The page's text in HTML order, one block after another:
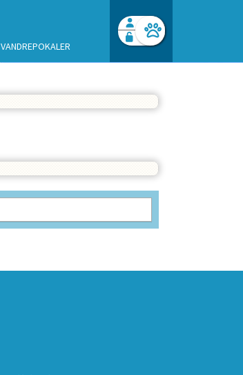
VANDREPOKALER
Log ind